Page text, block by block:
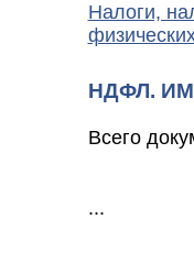
Налоги,
НДФЛ.
Всего
...